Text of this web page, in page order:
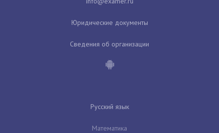
Юридические документы
Сведения об организации
Русский язык
Математика